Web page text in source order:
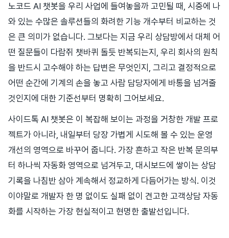
노코드 AI 챗봇을 우리 사업에 들여놓을까 고민될 때, 시중에 나
와 있는 수많은 솔루션들의 화려한 기능 개수부터 비교하는 것
은 큰 의미가 없습니다. 그보다는 지금 우리 상담방에서 대체 어
떤 질문들이 다람쥐 챗바퀴 돌듯 반복되는지, 우리 회사의 원칙
을 반드시 고수해야 하는 답변은 무엇인지, 그리고 결정적으로
어떤 순간에 기계의 손을 놓고 사람 담당자에게 바통을 넘겨줄
것인지에 대한 기준선부터 명확히 그어보세요.
사이드톡 AI 챗봇은 이 복잡해 보이는 과정을 거창한 개발 프로
젝트가 아니라, 내일부터 당장 가볍게 시도해 볼 수 있는 운영
개선의 영역으로 바꾸어 줍니다. 가장 흔하고 작은 반복 문의부
터 하나씩 자동화 영역으로 넘겨두고, 대시보드에 쌓이는 상담
기록을 나침반 삼아 계속해서 정교하게 다듬어가는 방식. 이것
이야말로 개발자 한 명 없이도 실패 없이 견고한 고객상담 자동
화를 시작하는 가장 현실적이고 현명한 출발선입니다.